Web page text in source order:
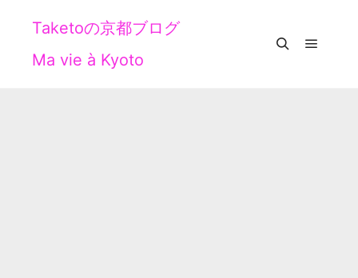
Taketoの京都ブログ
Ma vie à Kyoto